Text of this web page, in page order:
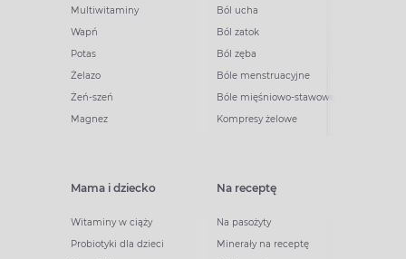
Multiwitaminy
Wapń
Potas
Żelazo
Żeń-szeń
Magnez
Ból ucha
Ból zatok
Ból zęba
Bóle menstruacyjne
Bóle mięśniowo-stawowe
Kompresy żelowe
Mama i dziecko
Witaminy w ciąży
Probiotyki dla dzieci
Na receptę
Na pasożyty
Minerały na receptę